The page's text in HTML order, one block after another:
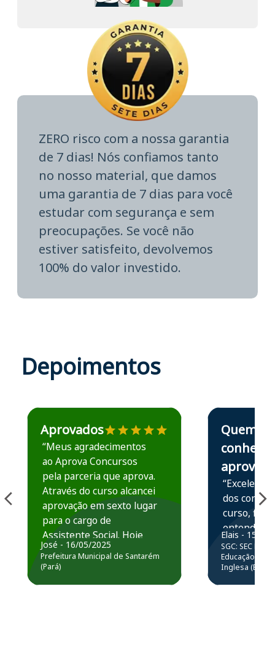
ZERO risco com a nossa garantia
de 7 dias! Nós confiamos tanto
no nosso material, que damos
uma garantia de 7 dias para você
estudar com segurança e sem
preocupações. Se você não
estiver satisfeito, devolvemos
100% do valor investido.
Depoimentos
Estudante José recomenda o Aprova Concursos em
Aprovados
“Meus agradecimentos
ao Aprova Concursos
pela parceria que aprova.
Através do curso alcancei
aprovação em sexto lugar
para o cargo de
Assistente Social. Hoje
estou atuando na
Prefeitura de Santarém.
José - 16/05/2025
Prefeitura Municipal de Santarém
(Pará)
Estudante Elais
Quem
conhece,
aprova
“Excelente
dos
curso,
entender e
prática
resolução
questões.”
Elais - 15/07/
SGC: SEC BA
Educação
Inglesa (Edital